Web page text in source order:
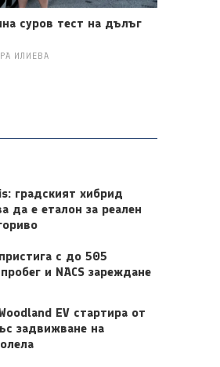
суров тест на дълъг
ИЛИЕВА
градският хибрид
да е еталон за реален
с до 505
и NACS зареждане
EV стартира от
задвижване на